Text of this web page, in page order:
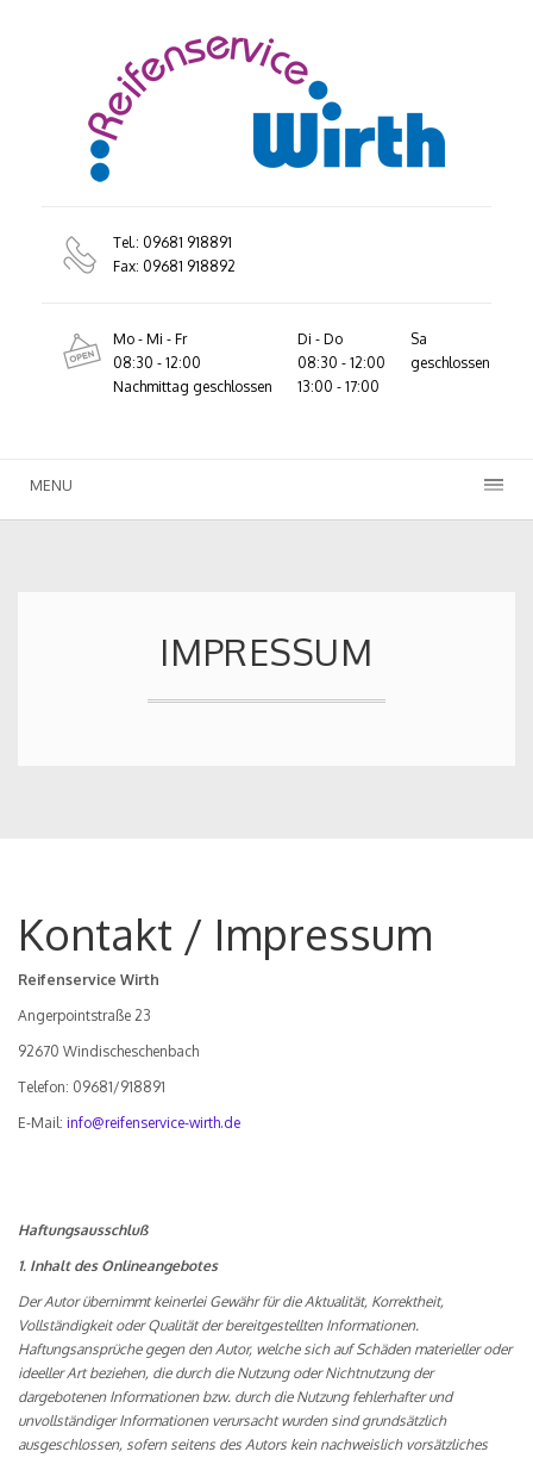
Tel.: 09681 918891
Fax: 09681 918892
Mo - Mi - Fr
08:30 - 12:00
Nachmittag geschlossen
Di - Do
08:30 - 12:00
13:00 - 17:00
Sa
geschlossen
MENU
IMPRESSUM
Kontakt / Impressum
Reifenservice Wirth
Angerpointstraße 23
92670 Windischeschenbach
Telefon: 09681/918891
E-Mail: info@reifenservice-wirth.de
Haftungsausschluß
1. Inhalt des Onlineangebotes
Der Autor übernimmt keinerlei Gewähr für die Aktualität, Korrektheit,
Vollständigkeit oder Qualität der bereitgestellten Informationen.
Haftungsansprüche gegen den Autor, welche sich auf Schäden materieller oder
ideeller Art beziehen, die durch die Nutzung oder Nichtnutzung der
dargebotenen Informationen bzw. durch die Nutzung fehlerhafter und
unvollständiger Informationen verursacht wurden sind grundsätzlich
ausgeschlossen, sofern seitens des Autors kein nachweislich vorsätzliches